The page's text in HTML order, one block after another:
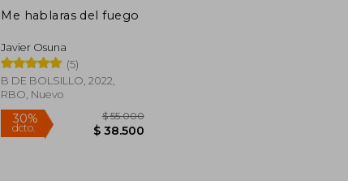
Me hablaras del fuego
Javier Osuna
(5)
B DE BOLSILLO, 2022,
RBO, Nuevo